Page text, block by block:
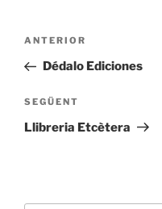
Navegació
Entrada
anterior
ANTERIOR
Dédalo Ediciones
Entrada
següent
SEGÜENT
Llibreria Etcètera